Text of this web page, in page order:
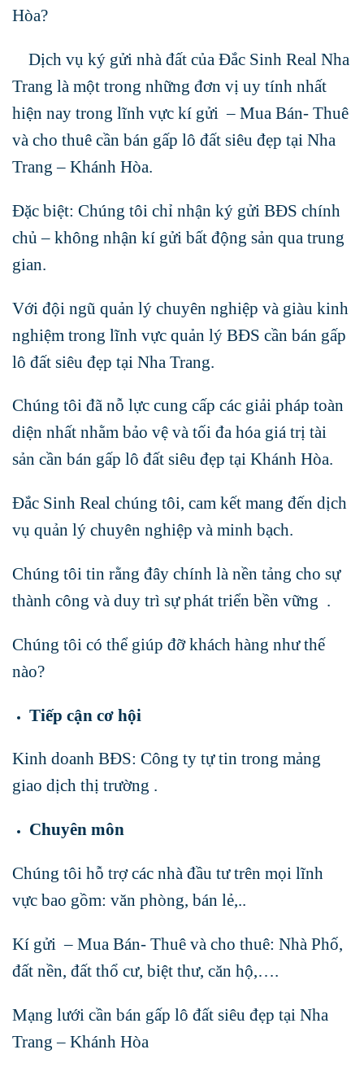
Hòa?
Dịch vụ ký gửi nhà đất của Đắc Sinh Real Nha
Trang là một trong những đơn vị uy tính nhất
hiện nay trong lĩnh vực kí gửi – Mua Bán- Thuê
và cho thuê cần bán gấp lô đất siêu đẹp tại Nha
Trang – Khánh Hòa.
Đặc biệt: Chúng tôi chỉ nhận ký gửi BĐS chính
chủ – không nhận kí gửi bất động sản qua trung
gian.
Với đội ngũ quản lý chuyên nghiệp và giàu kinh
nghiệm trong lĩnh vực quản lý BĐS cần bán gấp
lô đất siêu đẹp tại Nha Trang.
Chúng tôi đã nỗ lực cung cấp các giải pháp toàn
diện nhất nhằm bảo vệ và tối đa hóa giá trị tài
sản cần bán gấp lô đất siêu đẹp tại Khánh Hòa.
Đắc Sinh Real chúng tôi, cam kết mang đến dịch
vụ quản lý chuyên nghiệp và minh bạch.
Chúng tôi tin rằng đây chính là nền tảng cho sự
thành công và duy trì sự phát triển bền vững .
Chúng tôi có thể giúp đỡ khách hàng như thế
nào?
Tiếp cận cơ hội
Kinh doanh BĐS: Công ty tự tin trong mảng
giao dịch thị trường .
Chuyên môn
Chúng tôi hỗ trợ các nhà đầu tư trên mọi lĩnh
vực bao gồm: văn phòng, bán lẻ,..
Kí gửi – Mua Bán- Thuê và cho thuê: Nhà Phố,
đất nền, đất thổ cư, biệt thư, căn hộ,….
Mạng lưới cần bán gấp lô đất siêu đẹp tại Nha
Trang – Khánh Hòa